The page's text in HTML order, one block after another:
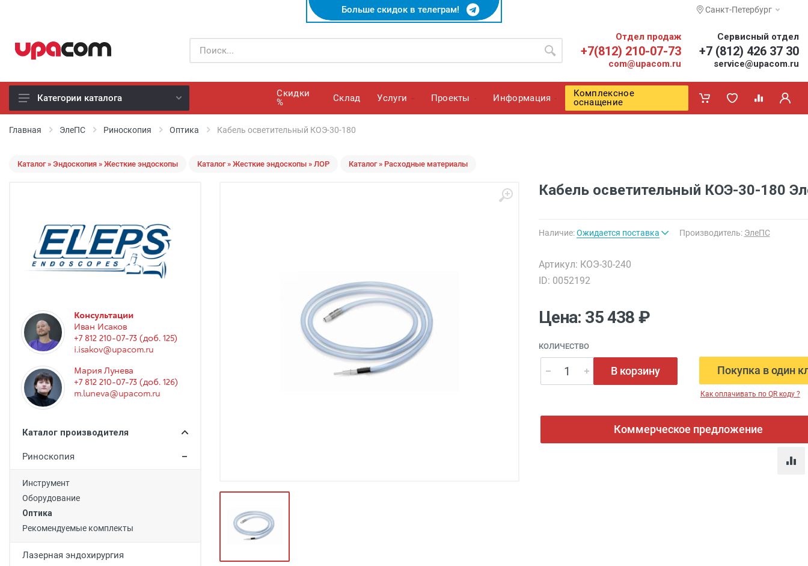
Больше скидок в телеграм! Санкт-Петербург
Отдел продаж
+7(812) 210-07-73
com@upacom.ru
Сервисный отдел
+7 (812) 426 37 30
service@upacom.ru
Б/У оборудование
Неонатология
Хирургия
Гинекология
Функциональная диагностика
Офтальмология
Урология
Дезинфекция и стерилизация
Лучевая диагностика
Вспомогательное оборудование
Ветеринария
Стоматологическое оборудование
Медицинская мебель
Категории каталога
Скидки
%
Cклад Услуги Проекты Информация
Комплексное
оснащение
Главная ЭлеПС Риноскопия Оптика Кабель осветительный КОЭ-30-180
Каталог » Эндоскопия » Жесткие эндоскопы Каталог » Жесткие эндоскопы » ЛОР Каталог » Расходные материалы
Консультации
Иван Исаков
+7 812 210-07-73 (доб. 125)
i.isakov@upacom.ru
Мария Лунева
+7 812 210-07-73 (доб. 126)
m.luneva@upacom.ru
Каталог производителя
Риноскопия
Инструмент
Оборудование
Оптика
Рекомендуемые комплекты
Лазерная эндохирургия
Кабель осветительный КОЭ-30-180
Наличие:Ожидается поставка Производитель: ЭлеПС
Артикул: КОЭ-30-240
ID: 0052192
Цена: 35 438 ₽
КОЛИЧЕСТВО
В корзину Покупка в один
Как оплачивать по QR коду ?
Коммерческое предложение